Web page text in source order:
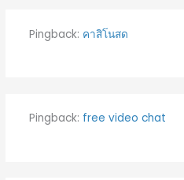
Pingback: คาสิโนสด
Pingback: free video chat